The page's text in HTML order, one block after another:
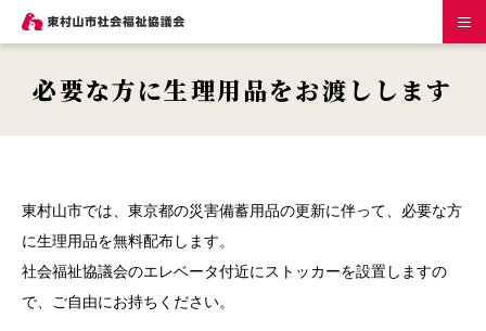
必要な方に生理用品をお渡しします
東村山市では、東京都の災害備蓄用品の更新に伴って、必要な方
に生理用品を無料配布します。
社会福祉協議会のエレベータ付近にストッカーを設置しますの
で、ご自由にお持ちください。